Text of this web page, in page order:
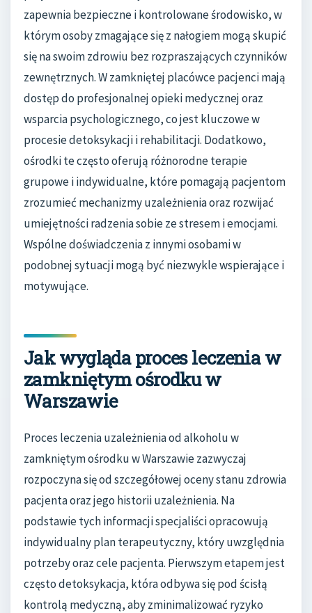
zapewnia bezpieczne i kontrolowane środowisko, w
którym osoby zmagające się z nałogiem mogą skupić
się na swoim zdrowiu bez rozpraszających czynników
zewnętrznych. W zamkniętej placówce pacjenci mają
dostęp do profesjonalnej opieki medycznej oraz
wsparcia psychologicznego, co jest kluczowe w
procesie detoksykacji i rehabilitacji. Dodatkowo,
ośrodki te często oferują różnorodne terapie
grupowe i indywidualne, które pomagają pacjentom
zrozumieć mechanizmy uzależnienia oraz rozwijać
umiejętności radzenia sobie ze stresem i emocjami.
Wspólne doświadczenia z innymi osobami w
podobnej sytuacji mogą być niezwykle wspierające i
motywujące.
Jak wygląda proces leczenia w
zamkniętym ośrodku w
Warszawie
Proces leczenia uzależnienia od alkoholu w
zamkniętym ośrodku w Warszawie zazwyczaj
rozpoczyna się od szczegółowej oceny stanu zdrowia
pacjenta oraz jego historii uzależnienia. Na
podstawie tych informacji specjaliści opracowują
indywidualny plan terapeutyczny, który uwzględnia
potrzeby oraz cele pacjenta. Pierwszym etapem jest
często detoksykacja, która odbywa się pod ścisłą
kontrolą medyczną, aby zminimalizować ryzyko